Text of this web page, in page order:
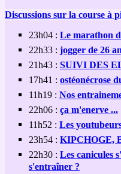
Discussions sur la course à
23h04 : Le marathon
22h33 : jogger de 26
21h43 : SUIVI DES
17h41 : ostéonécrose
11h19 : Nos
22h06 : ça m'enerve ...
11h52 : Les
23h54 : KIPCHOGE,
22h30 : Les canicules
s'entraîner ?